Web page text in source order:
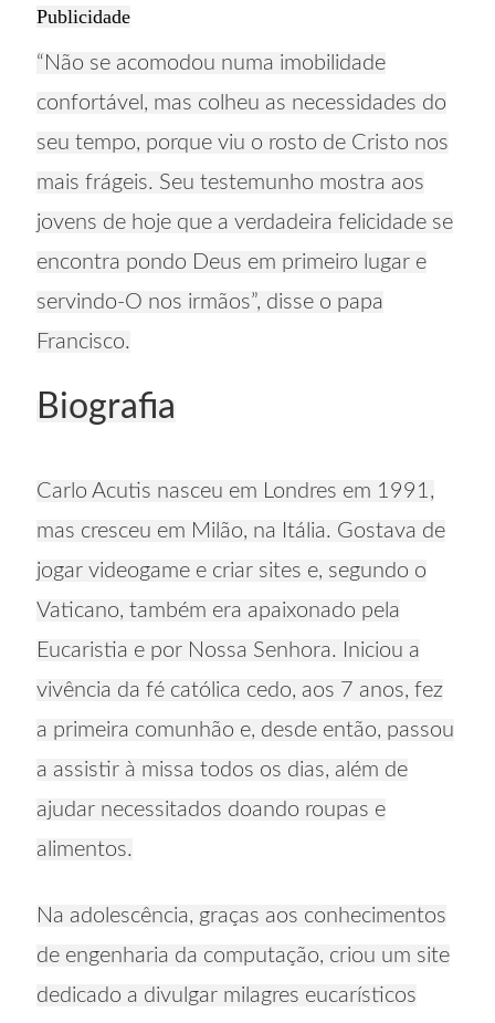
Publicidade
“Não se acomodou numa imobilidade
confortável, mas colheu as necessidades do
seu tempo, porque viu o rosto de Cristo nos
mais frágeis. Seu testemunho mostra aos
jovens de hoje que a verdadeira felicidade se
encontra pondo Deus em primeiro lugar e
servindo-O nos irmãos”, disse o papa
Francisco.
Biografia
Carlo Acutis nasceu em Londres em 1991,
mas cresceu em Milão, na Itália. Gostava de
jogar videogame e criar sites e, segundo o
Vaticano, também era apaixonado pela
Eucaristia e por Nossa Senhora. Iniciou a
vivência da fé católica cedo, aos 7 anos, fez
a primeira comunhão e, desde então, passou
a assistir à missa todos os dias, além de
ajudar necessitados doando roupas e
alimentos.
Na adolescência, graças aos conhecimentos
de engenharia da computação, criou um site
dedicado a divulgar milagres eucarísticos